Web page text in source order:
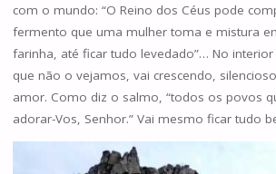
com o mundo: “O Reino dos Céus pode
fermento que uma mulher toma e mistura
farinha, até ficar tudo levedado”… No
que não o vejamos, vai crescendo,
amor. Como diz o salmo, “todos os povos
adorar-Vos, Senhor.” Vai mesmo ficar tudo